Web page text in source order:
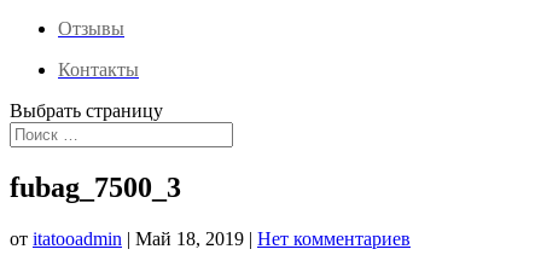
Отзывы
Контакты
Выбрать страницу
fubag_7500_3
от itatooadmin | Май 18, 2019 | Нет комментариев